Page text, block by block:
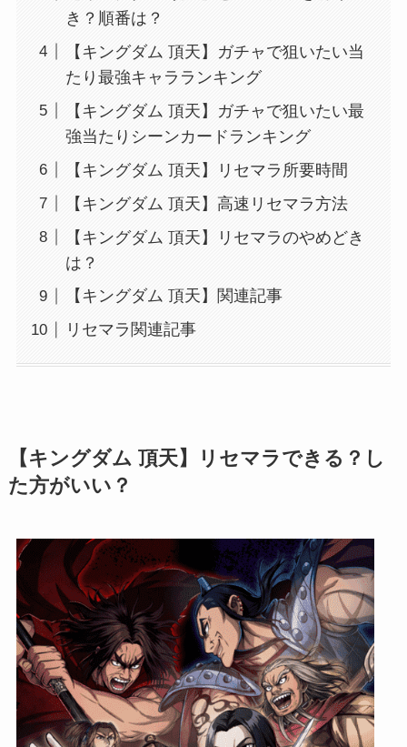
き？順番は？
【キングダム 頂天】ガチャで狙いたい当
たり最強キャラランキング
【キングダム 頂天】ガチャで狙いたい最
強当たりシーンカードランキング
【キングダム 頂天】リセマラ所要時間
【キングダム 頂天】高速リセマラ方法
【キングダム 頂天】リセマラのやめどき
は？
【キングダム 頂天】関連記事
リセマラ関連記事
【キングダム 頂天】リセマラできる？し
た方がいい？